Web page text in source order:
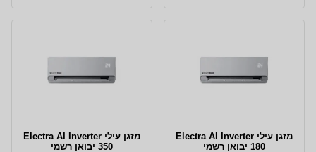
מזגן עילי Electra AI Inverter
180 יבואן רשמי
מזגן עילי Electra AI Inverter
350 יבואן רשמי